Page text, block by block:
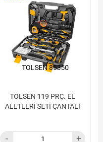
TOLSEN 119 PRÇ. EL
ALETLERİ SETİ ÇANTALI
TOLSEN 85350